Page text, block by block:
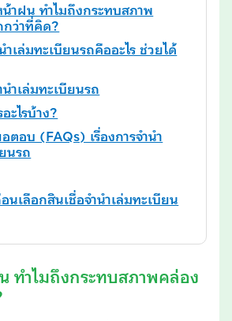
าฝน ทำไมถึงกระทบสภาพ
ว่าที่คิด?
ำเล่มทะเบียนรถคืออะไร ช่วยได้
ำเล่มทะเบียนรถ
ะไรบ้าง?
อตอบ (FAQs) เรื่องการจำนำ
นรถ
นเลือกสินเชื่อจำนำเล่มทะเบียน
ทำไมถึงกระทบสภาพคล่อง